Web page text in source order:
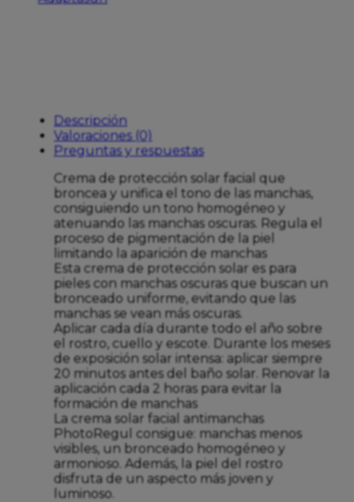
Descripción
Valoraciones (0)
Preguntas y respuestas
Crema de protección solar facial que
broncea y unifica el tono de las manchas,
consiguiendo un tono homogéneo y
atenuando las manchas oscuras. Regula el
proceso de pigmentación de la piel
limitando la aparición de manchas
Esta crema de protección solar es para
pieles con manchas oscuras que buscan un
bronceado uniforme, evitando que las
manchas se vean más oscuras.
Aplicar cada día durante todo el año sobre
el rostro, cuello y escote. Durante los meses
de exposición solar intensa: aplicar siempre
20 minutos antes del baño solar. Renovar la
aplicación cada 2 horas para evitar la
formación de manchas
La crema solar facial antimanchas
PhotoRegul consigue: manchas menos
visibles, un bronceado homogéneo y
armonioso. Además, la piel del rostro
disfruta de un aspecto más joven y
luminoso.